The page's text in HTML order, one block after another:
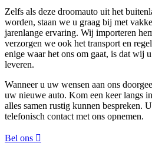
Zelfs als deze droomauto uit het
worden, staan we u graag bij met
jarenlange ervaring. Wij importeren
verzorgen we ook het transport en
enige waar het ons om gaat, is dat wij
leveren.
Wanneer u uw wensen aan ons
uw nieuwe auto. Kom een keer langs
alles samen rustig kunnen bespreken.
telefonisch contact met ons opnemen.
Bel ons